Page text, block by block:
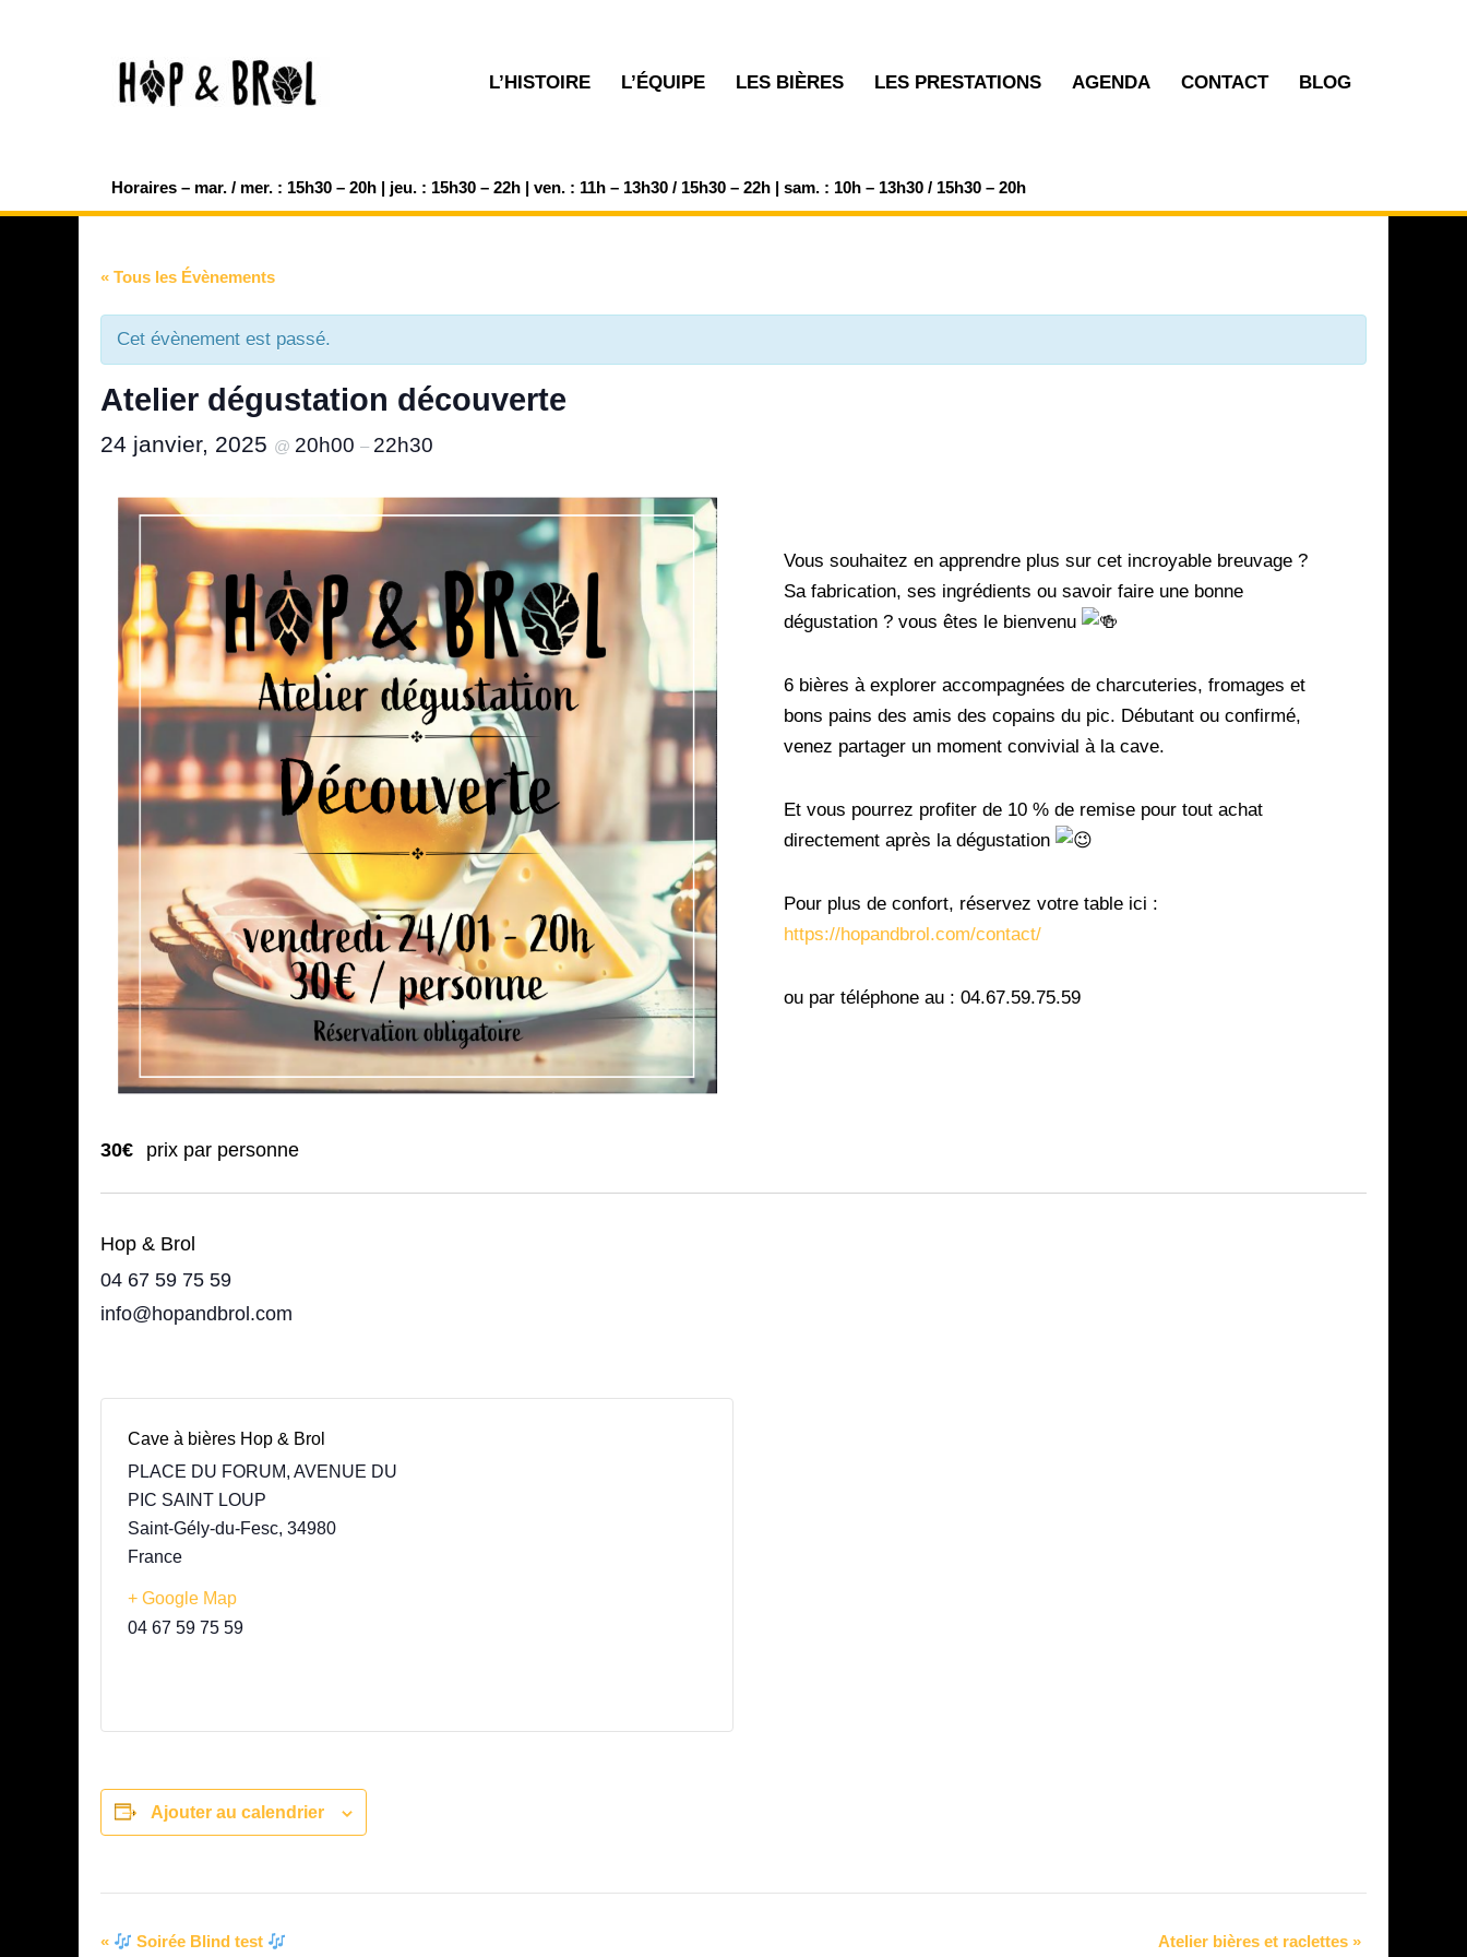
L’HISTOIRE L’ÉQUIPE LES BIÈRES LES PRESTATIONS AGENDA CONTACT BLOG
Horaires – mar. / mer. : 15h30 – 20h | jeu. : 15h30 – 22h | ven. : 11h – 13h30 / 15h30 – 22h | sam. : 10h – 13h30 / 15h30 – 20h
« Tous les Évènements
Cet évènement est passé.
Atelier dégustation découverte
24 janvier, 2025 @ 20h00 – 22h30
Vous souhaitez en apprendre plus sur cet incroyable breuvage ?
Sa fabrication, ses ingrédients ou savoir faire une bonne
dégustation ? vous êtes le bienvenu
6 bières à explorer accompagnées de charcuteries, fromages et
bons pains des amis des copains du pic. Débutant ou confirmé,
venez partager un moment convivial à la cave.
Et vous pourrez profiter de 10 % de remise pour tout achat
directement après la dégustation
Pour plus de confort, réservez votre table ici :
https://hopandbrol.com/contact/
ou par téléphone au : 04.67.59.75.59
30€ prix par personne
Hop & Brol
04 67 59 75 59
info@hopandbrol.com
Cave à bières Hop & Brol
PLACE DU FORUM, AVENUE DU
PIC SAINT LOUP
Saint-Gély-du-Fesc, 34980
France
+ Google Map
04 67 59 75 59
Ajouter au calendrier
Navigation
« Soirée Blind test Atelier bières et raclettes »